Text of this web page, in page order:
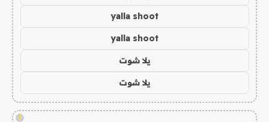
yalla shoot
yalla shoot
يلا شوت
يلا شوت
!